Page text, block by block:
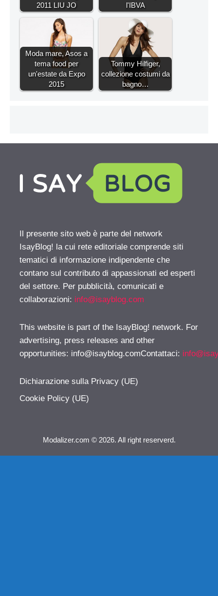
2011 LIU JO
l'IBVA
Moda mare, Asos a
tema food per
un'estate da Expo
2015
Tommy Hilfiger,
collezione costumi da
bagno…
Il presente sito web è parte del network
IsayBlog! la cui rete editoriale comprende siti
tematici di informazione indipendente che
contano sul contributo di appassionati ed esperti
del settore. Per pubblicità, comunicati e
collaborazioni: info@isayblog.com
This website is part of the IsayBlog! network. For
advertising, press releases and other
opportunities: info@isayblog.comContattaci:
Dichiarazione sulla Privacy (UE)
Cookie Policy (UE)
Modalizer.com © 2026. All right reserverd.